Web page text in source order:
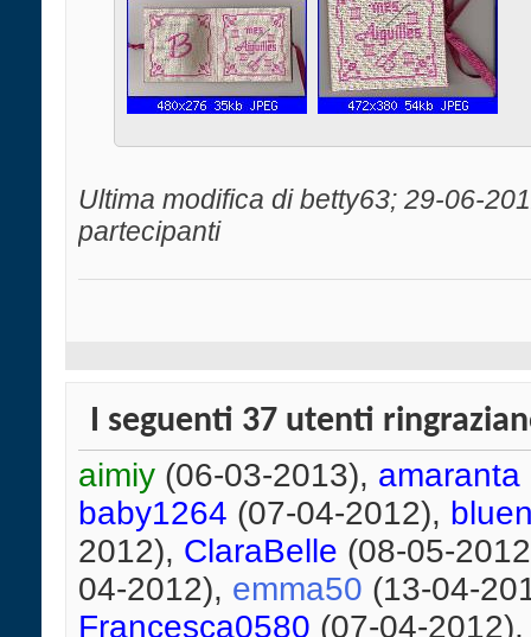
Ultima modifica di betty63; 29-06-
partecipanti
I seguenti 37 utenti
aimiy (06-03-2013), amaranta
baby1264 (07-04-2012),
2012), ClaraBelle (08-05-
04-2012), emma50 (13-04-
Francesca0580 (07-04-